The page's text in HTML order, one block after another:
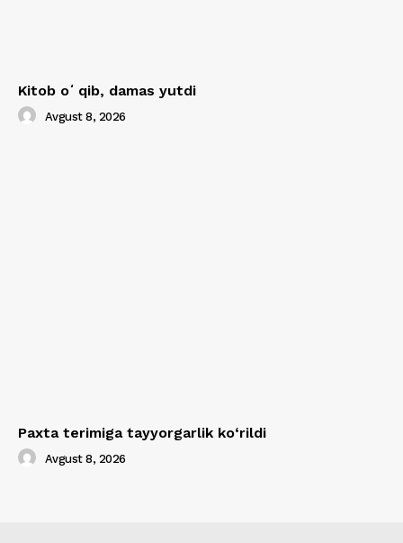
Kitob oʻqib, damas yutdi
Avgust 8, 2026
Paxta terimiga tayyorgarlik ko‘rildi
Avgust 8, 2026